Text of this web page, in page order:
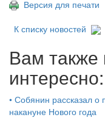
Версия для печати
К списку новостей
Вам
интересно:
• Собянин рассказал о
накануне Нового года